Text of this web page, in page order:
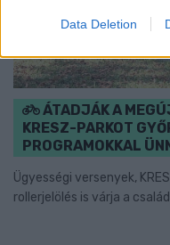
Data Deletion
ÁTADJÁK A
KRESZ-PARKOT
PROGRAMOKKAL
Ügyességi versenyek,
rollerjelölés is várja a